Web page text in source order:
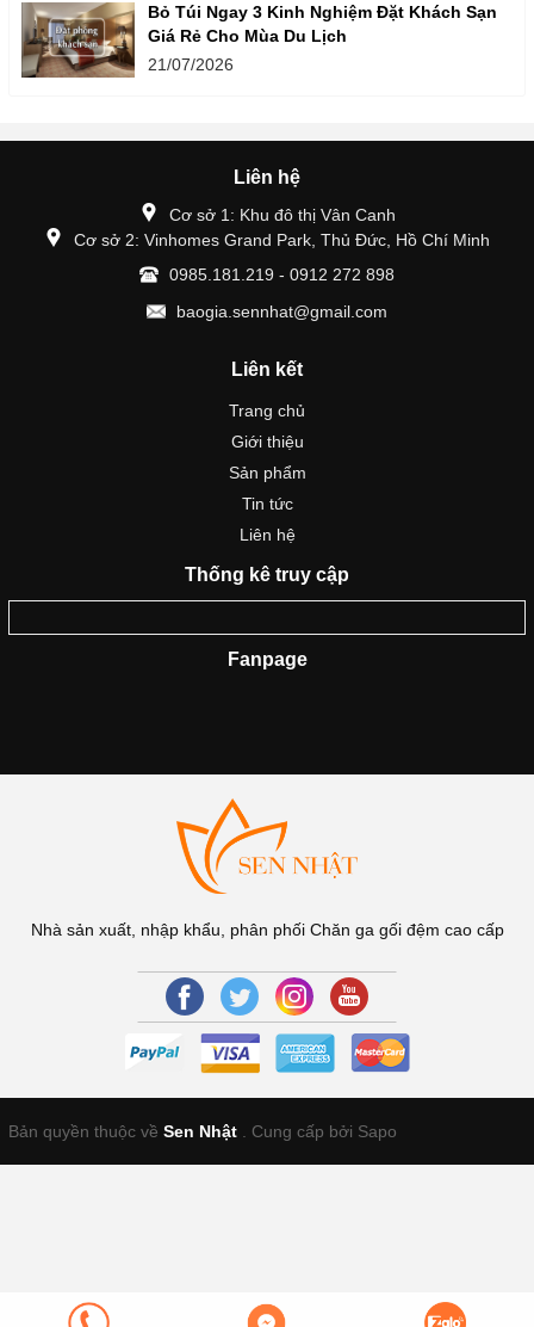
Bỏ Túi Ngay 3 Kinh Nghiệm Đặt Khách Sạn
Giá Rẻ Cho Mùa Du Lịch
21/07/2026
Liên hệ
Cơ sở 1: Khu đô thị Vân Canh
Cơ sở 2: Vinhomes Grand Park, Thủ Đức, Hồ Chí Minh
0985.181.219 - 0912 272 898
baogia.sennhat@gmail.com
Liên kết
Trang chủ
Giới thiệu
Sản phẩm
Tin tức
Liên hệ
Thống kê truy cập
Fanpage
Nhà sản xuất, nhập khẩu, phân phối Chăn ga gối đệm cao cấp
Bản quyền thuộc về Sen Nhật Cung cấp bởi Sapo